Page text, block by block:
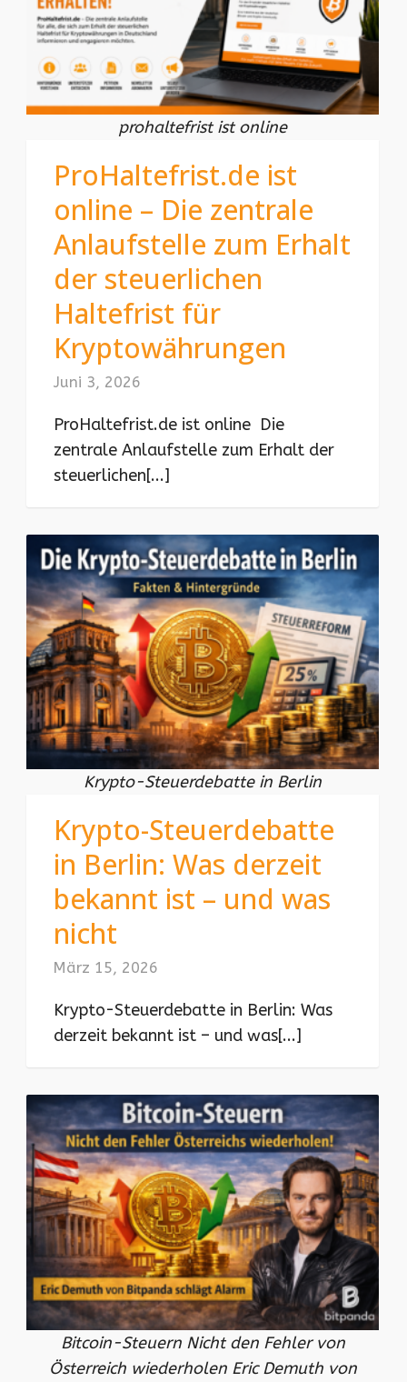
prohaltefrist ist online
ProHaltefrist.de ist
online – Die zentrale
Anlaufstelle zum Erhalt
der steuerlichen
Haltefrist für
Kryptowährungen
Juni 3, 2026
ProHaltefrist.de ist online Die
zentrale Anlaufstelle zum Erhalt der
steuerlichen[...]
Krypto-Steuerdebatte in Berlin
Krypto-Steuerdebatte
in Berlin: Was derzeit
bekannt ist – und was
nicht
März 15, 2026
Krypto-Steuerdebatte in Berlin: Was
derzeit bekannt ist – und was[...]
Bitcoin-Steuern Nicht den Fehler von
Österreich wiederholen Eric Demuth von